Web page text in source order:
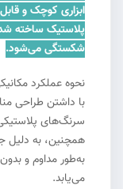
ابزاری کوچک و
پلاستیک ساخته
شکستگی می‌شود.
نحوه عملکرد
با داشتن طراحی
سرنگ‌های
همچنین، به دلیل
به‌طور مداوم و
می‌یابد.